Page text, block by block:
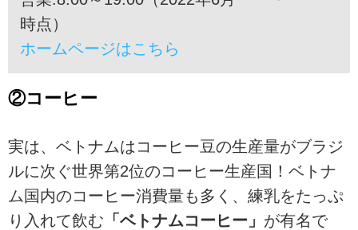
時点）
ホームページはこちら
②コーヒー
実は、ベトナムはコーヒー豆の生産量がブラジ
ルに次ぐ世界第2位のコーヒー生産国！ベトナ
ム国内のコーヒー消費量も多く、練乳をたっぷ
り入れて飲む 「ベトナムコーヒー」 が有名で